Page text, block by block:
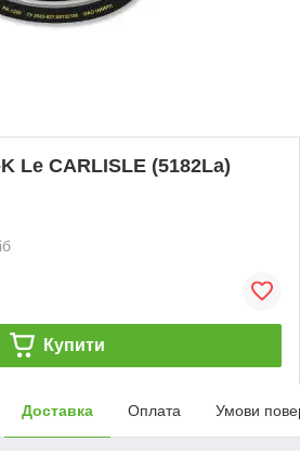
Le CARLISLE (5182La)
Купити
Доставка Оплата Умови